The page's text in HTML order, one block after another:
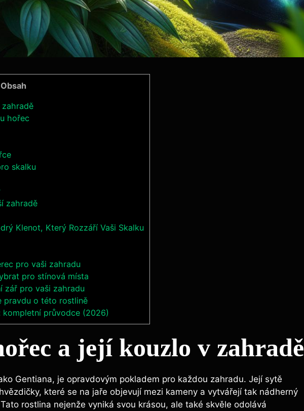
Obsah
hořec
skalku
zahradě
Klenot, Který Rozzáří Vaši Skalku
pro vaši zahradu
pro stínová místa
zář pro vaši zahradu
pravdu o této rostlině
průvodce (2026)
a její kouzlo v zahradě
Gentiana, je opravdovým pokladem pro každou zahradu. Její sytě
které se na jaře objevují mezi kameny a vytvářejí tak nádherný
rostlina nejenže vyniká svou krásou, ale také skvěle odolává